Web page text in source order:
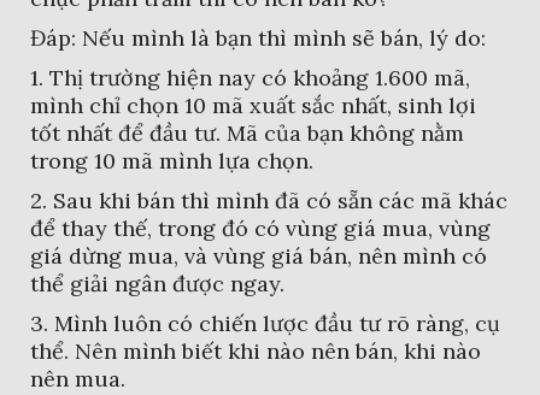
Đáp: Nếu mình là bạn thì mình sẽ bán, lý do:
1. Thị trường hiện nay có khoảng 1.600 mã,
mình chỉ chọn 10 mã xuất sắc nhất, sinh lợi
tốt nhất để đầu tư. Mã của bạn không nằm
trong 10 mã mình lựa chọn.
2. Sau khi bán thì mình đã có sẵn các mã khác
để thay thế, trong đó có vùng giá mua, vùng
giá dừng mua, và vùng giá bán, nên mình có
thể giải ngân được ngay.
3. Mình luôn có chiến lược đầu tư rõ ràng, cụ
thể. Nên mình biết khi nào nên bán, khi nào
nên mua.